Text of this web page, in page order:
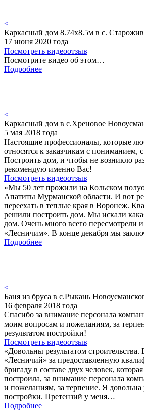
<
Каркасный дом 8.74х8.5м в с.
17 июня 2020 года
Посмотреть видеоотзыв
Посмотрите видео об этом…
Подробнее
<
Каркасный дом в с.Хреновое
5 мая 2018 года
Настоящие профессионалы, которые
относятся к заказчикам с пониманием,
Построить дом, и чтобы не возникло
рекомендую именно Вас!
Посмотреть видеоотзыв
«Мы 50 лет прожили на Кольском
Апатиты Мурманской области. И вот
переехать в теплые края в Воронеж.
решили построить дом. Мы искали
дом. Очень много всего пересмотрели
«Лесничим». В конце декабря мы
Подробнее
<
Баня из бруса в с.Рыкань
16 февраля 2018 года
Спасибо за внимание персонала
моим вопросам и пожеланиям, за
результатом постройки!
Посмотреть видеоотзыв
«Довольны результатом
«Лесничий» за предоставленную
бригаду в составе двух человек,
построила, за внимание персонала
и пожеланиям, за терпение. Я довольна
постройки. Претензий у меня…
Подробнее